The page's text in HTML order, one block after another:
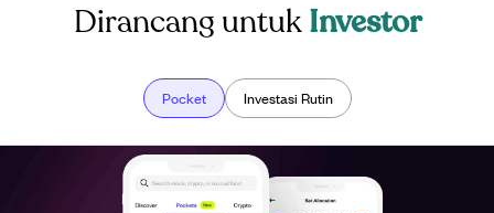
Dirancang untukInvestor
Pocket Investasi Rutin